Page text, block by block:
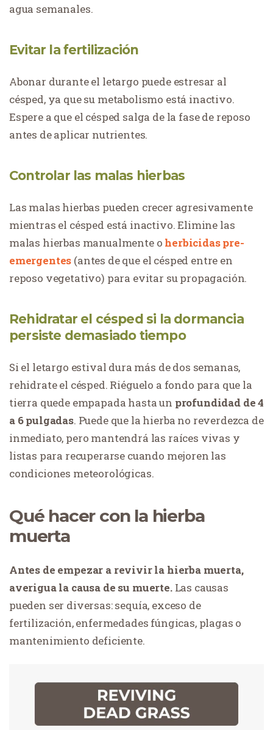
agua semanales.
Evitar la fertilización
Abonar durante el letargo puede estresar al
césped, ya que su metabolismo está inactivo.
Espere a que el césped salga de la fase de reposo
antes de aplicar nutrientes.
Controlar las malas hierbas
Las malas hierbas pueden crecer agresivamente
mientras el césped está inactivo. Elimine las
malas hierbas manualmente o herbicidas pre-
emergentes (antes de que el césped entre en
reposo vegetativo) para evitar su propagación.
Rehidratar el césped si la dormancia
persiste demasiado tiempo
Si el letargo estival dura más de dos semanas,
rehidrate el césped. Riéguelo a fondo para que la
tierra quede empapada hasta un profundidad de 4
a 6 pulgadas. Puede que la hierba no reverdezca de
inmediato, pero mantendrá las raíces vivas y
listas para recuperarse cuando mejoren las
condiciones meteorológicas.
Qué hacer con la hierba
muerta
Antes de empezar a revivir la hierba muerta,
averigua la causa de su muerte.Las causas
pueden ser diversas: sequía, exceso de
fertilización, enfermedades fúngicas, plagas o
mantenimiento deficiente.